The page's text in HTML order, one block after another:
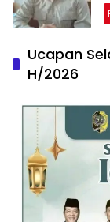
Ucapan
H/2026